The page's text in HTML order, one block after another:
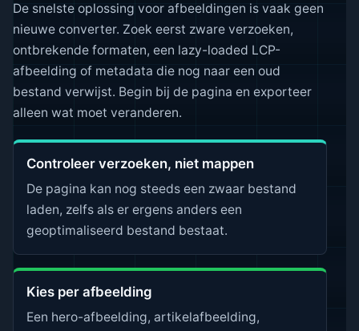
De snelste oplossing voor afbeeldingen is vaak geen
nieuwe converter. Zoek eerst zware verzoeken,
ontbrekende formaten, een lazy-loaded LCP-
afbeelding of metadata die nog naar een oud
bestand verwijst. Begin bij de pagina en exporteer
alleen wat moet veranderen.
Controleer verzoeken, niet mappen
De pagina kan nog steeds een zwaar bestand
laden, zelfs als er ergens anders een
geoptimaliseerd bestand bestaat.
Kies per afbeelding
Een hero-afbeelding, artikelafbeelding,